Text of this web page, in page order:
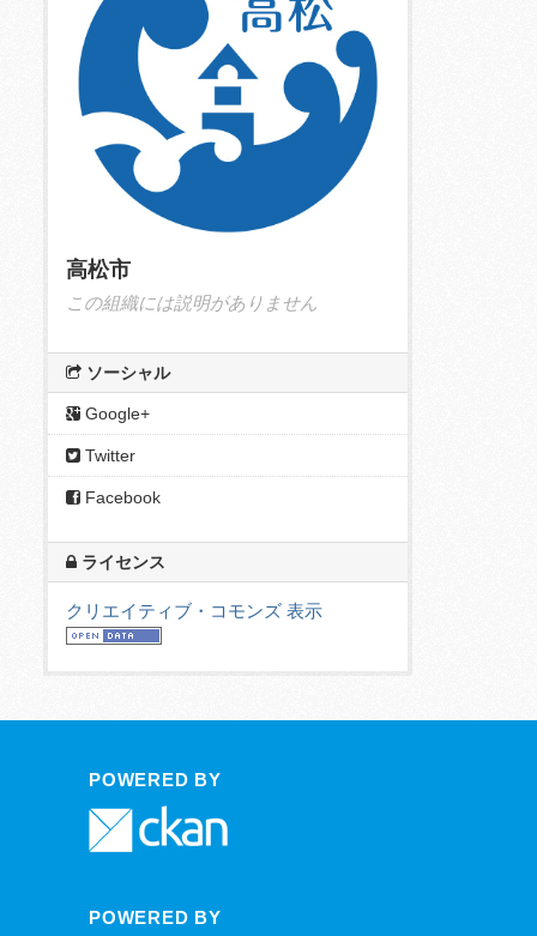
高松市
この組織には説明がありません
ソーシャル
Google+
Twitter
Facebook
ライセンス
クリエイティブ・コモンズ 表示
POWERED BY
POWERED BY